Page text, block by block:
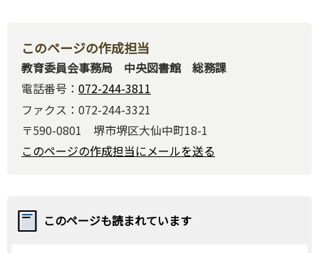
このページの作成担当
教育委員会事務局 中央図書館 総務課
電話番号： 072-244-3811
ファクス：072-244-3321
〒590-0801 堺市堺区大仙中町18-1
このページの作成担当にメールを送る
このページも読まれています